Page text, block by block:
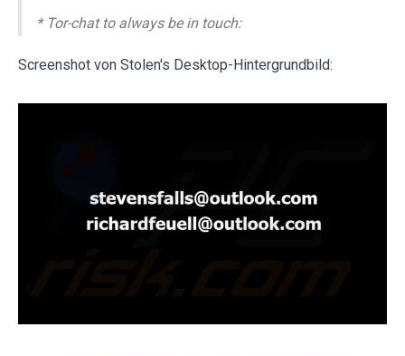
* Tor-chat to always be in touch:
Screenshot von Stolen's Desktop-Hintergrundbild: